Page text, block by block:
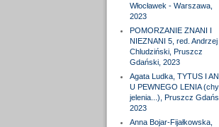
Włocławek - Warszawa,
2023
POMORZANIE ZNANI I
NIEZNANI 5, red. Andrzej
Chludziński, Pruszcz
Gdański, 2023
Agata Ludka, TYTUS I
U PEWNEGO LENIA
jelenia...), Pruszcz
2023
Anna Bojar-Fijałkowska,